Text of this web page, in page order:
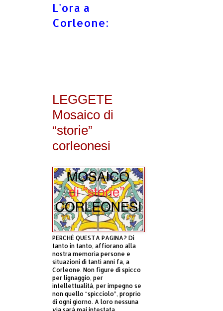
L'ora a
Corleone:
LEGGETE
Mosaico di
“storie”
corleonesi
PERCHÈ QUESTA PAGINA? Di
tanto in tanto, affiorano alla
nostra memoria persone e
situazioni di tanti anni fa, a
Corleone. Non figure di spicco
per lignaggio, per
intellettualità, per impegno se
non quello “spicciolo”, proprio
di ogni giorno. A loro nessuna